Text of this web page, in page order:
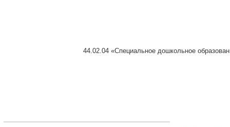
44.02.04 «Специальное дошкольное